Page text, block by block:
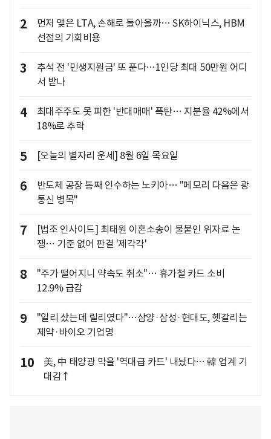
2
먼저 맺은 LTA, 손해로 돌아올까… SK하이닉스, HBM
선점의 기회비용
3
추석 전 '민생지원금' 또 푼다…1인당 최대 50만원 어디
서 받나
4
최대주주도 못 피한 '반대매매' 폭탄… 지분율 42%에서
18%로 추락
5 [오늘의 별자리 운세] 8월 6일 목요일
6
반도체 공장 통째 인수하는 노키아… "메모리 다음은 광
통신 병목"
7
[법조 인사이드] 최태원 이혼소송이 불붙인 위자료 논
쟁… 기준 없어 판결 '제각각'
8
"주가 떨어지니 약속도 취소"… 휴가철 카드 소비
12.9% 급감
9
"일리 샀는데 릴리였다"…삼양·삼성·현대도, 헷갈리는
제약·바이오 기업명
10
美, 中 태양광 막을 '역대급 카드' 내놨다… 韓 업계 기
대감↑